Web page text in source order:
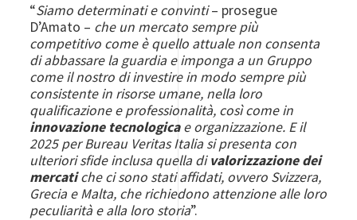
“Siamo determinati e convinti– prosegue
D’Amato – che un mercato sempre più
competitivo come è quello attuale non consenta
di abbassare la guardia e imponga a un Gruppo
come il nostro di investire in modo sempre più
consistente in risorse umane, nella loro
qualificazione e professionalità, così come in
innovazione tecnologicae organizzazione. E il
2025 per Bureau Veritas Italia si presenta con
ulteriori sfide inclusa quella divalorizzazione dei
mercatiche ci sono stati affidati, ovvero Svizzera,
Grecia e Malta, che richiedono attenzione alle loro
peculiarità e alla loro storia”.